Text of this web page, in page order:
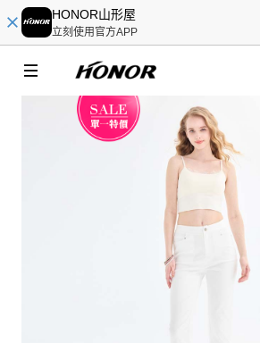
HONOR山形屋
立刻使用官方APP